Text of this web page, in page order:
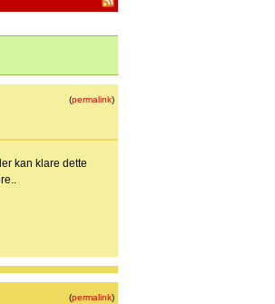
(permalink)
kan klare dette
(permalink)